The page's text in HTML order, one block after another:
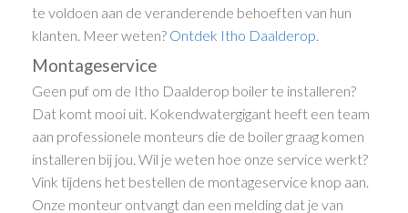
te voldoen aan de veranderende behoeften van hun
klanten. Meer weten? Ontdek Itho Daalderop.
Montageservice
Geen puf om de Itho Daalderop boiler te installeren?
Dat komt mooi uit. Kokendwatergigant heeft een team
aan professionele monteurs die de boiler graag komen
installeren bij jou. Wil je weten hoe onze service werkt?
Vink tijdens het bestellen de montageservice knop aan.
Onze monteur ontvangt dan een melding dat je van